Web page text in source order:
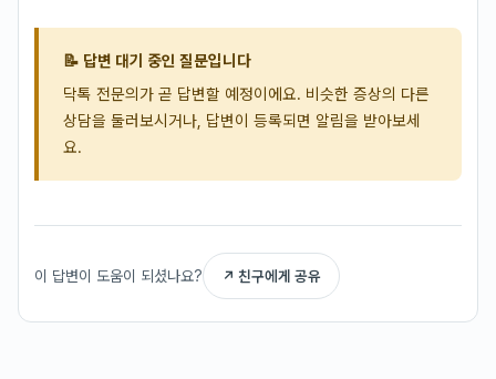
📝 답변 대기 중인 질문입니다
닥톡 전문의가 곧 답변할 예정이에요. 비슷한 증상의 다른
상담을 둘러보시거나, 답변이 등록되면 알림을 받아보세
요.
이 답변이 도움이 되셨나요? ↗ 친구에게 공유